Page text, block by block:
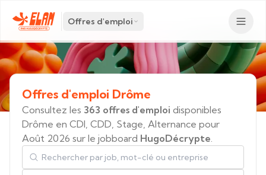
Offres d'emploi
Offres d'emploi Drôme
Consultez les 363 offres d'emploi disponibles
Drôme en CDI, CDD, Stage, Alternance pour
Août 2026 sur le jobboard HugoDécrypte.
Rechercher par job, mot-clé ou entreprise
Localisation